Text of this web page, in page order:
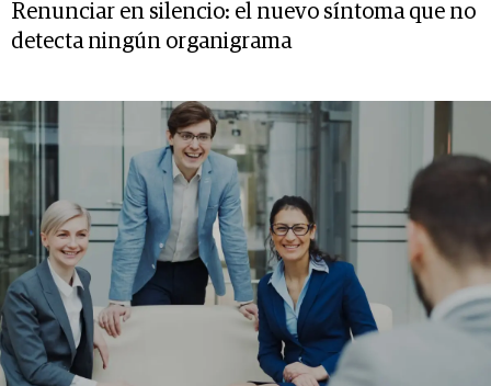
Renunciar en silencio: el nuevo síntoma que no
detecta ningún organigrama